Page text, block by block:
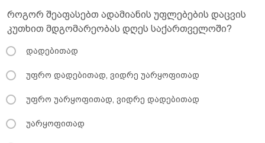
როგორ შეაფასებთ ადამიანის უფლებების დაცვის
კუთხით მდგომარეობას დღეს საქართველოში?
დადებითად
უფრო დადებითად, ვიდრე უარყოფითად
უფრო უარყოფითად, ვიდრე დადებითად
უარყოფითად